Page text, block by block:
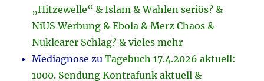
„Hitzewelle“ & Islam & Wahlen seriös? &
NiUS Werbung & Ebola & Merz Chaos &
Nuklearer Schlag? & vieles mehr
Mediagnose zuTagebuch 17.4.2026 aktuell:
1000. Sendung Kontrafunk aktuell &